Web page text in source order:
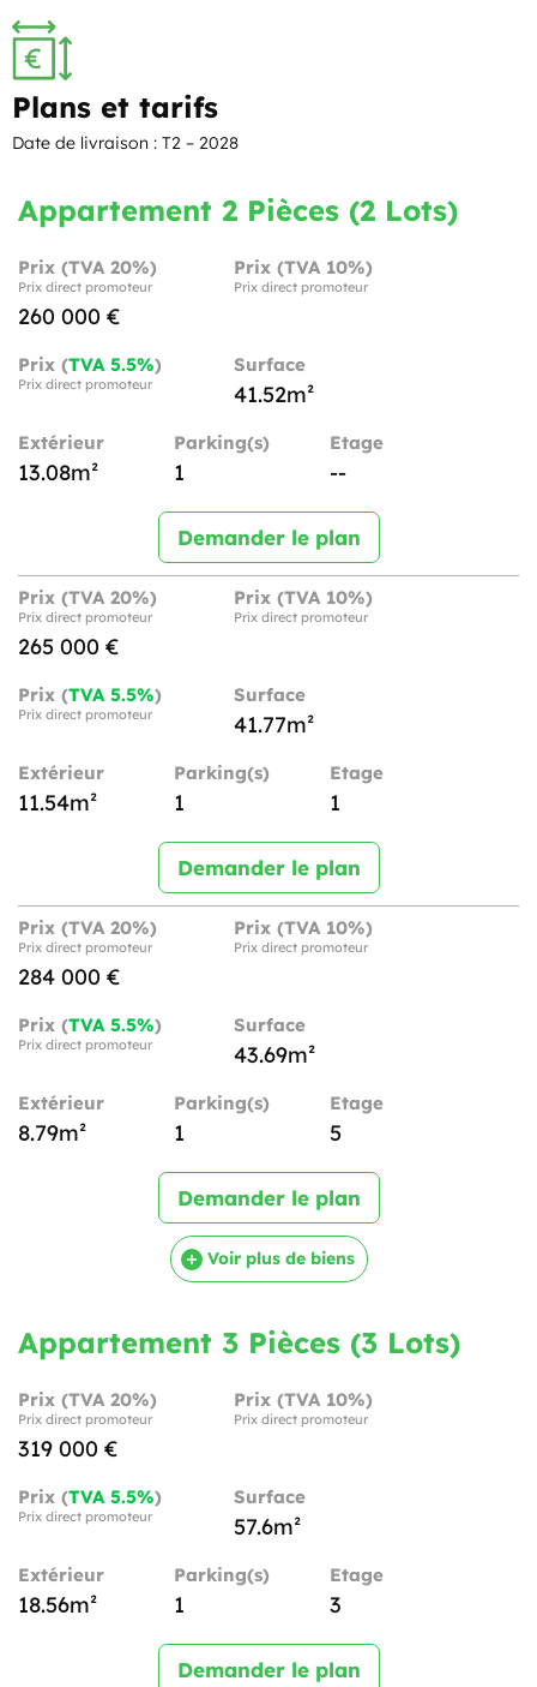
Plans et tarifs
Date de livraison : T2 – 2028
Appartement 2 Pièces (2 Lots)
Prix (TVA 20%)
Prix direct promoteur
260 000 €
Prix (TVA 10%)
Prix direct promoteur
Prix (TVA 5.5%)
Prix direct promoteur
Surface
41.52m²
Extérieur
13.08m²
Parking(s)
1
Etage
--
Demander le plan
Prix (TVA 20%)
Prix direct promoteur
265 000 €
Prix (TVA 10%)
Prix direct promoteur
Prix (TVA 5.5%)
Prix direct promoteur
Surface
41.77m²
Extérieur
11.54m²
Parking(s)
1
Etage
1
Demander le plan
Prix (TVA 20%)
Prix direct promoteur
284 000 €
Prix (TVA 10%)
Prix direct promoteur
Prix (TVA 5.5%)
Prix direct promoteur
Surface
43.69m²
Extérieur
8.79m²
Parking(s)
1
Etage
5
Demander le plan
Voir plus de biens
Appartement 3 Pièces (3 Lots)
Prix (TVA 20%)
Prix direct promoteur
319 000 €
Prix (TVA 10%)
Prix direct promoteur
Prix (TVA 5.5%)
Prix direct promoteur
Surface
57.6m²
Extérieur
18.56m²
Parking(s)
1
Etage
3
Demander le plan